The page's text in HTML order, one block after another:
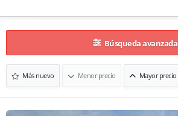
Búsqueda avanzada
Más nuevo Menor precio Mayor precio